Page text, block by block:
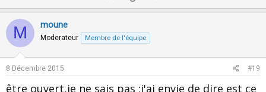
p
o
t
o
v
M moune
Moderateur Membre de l'équipe
8 Décembre 2015 #19
être ouvert,je ne sais pas ;j'ai envie de dire est ce